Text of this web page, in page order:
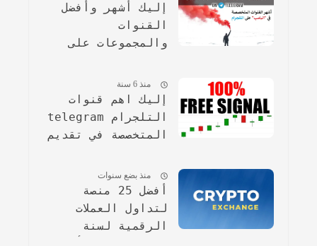
إليك أشهر وأفضل
القنوات
والمجموعات على
في البامب.
منذ 6 سنة
إليك اهم قنوات
التلجرام telegram
المتخصصة في تقديم
مجانامنذ بضع سنوات
أفضل 25 منصة
لتداول العملات
الرقمية لسنة